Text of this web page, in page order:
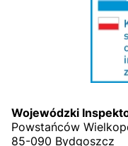
Wojewódzki
Powstańców
85-090 Bydgoszcz